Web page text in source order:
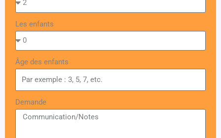
Les enfants
Âge des enfants
Demande